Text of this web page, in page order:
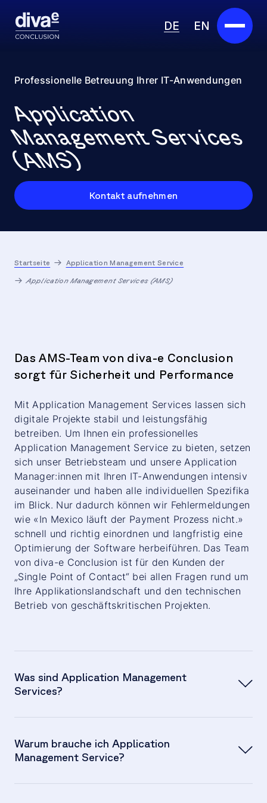
DE EN
Branchen
Partner
Professionelle Betreuung Ihrer IT-Anwendungen
Application
Management Services
(AMS)
Kontakt aufnehmen
Startseite Application Management Service
Application Management Services (AMS)
Das AMS-Team von diva-e Conclusion
sorgt für Sicherheit und Performance
Mit Application Management Services lassen sich
digitale Projekte stabil und leistungsfähig
betreiben. Um Ihnen ein professionelles
Application Management Service zu bieten, setzen
sich unser Betriebsteam und unsere Application
Manager:innen mit Ihren IT-Anwendungen intensiv
auseinander und haben alle individuellen Spezifika
im Blick. Nur dadurch können wir Fehlermeldungen
wie «In Mexico läuft der Payment Prozess nicht.»
schnell und richtig einordnen und langfristig eine
Optimierung der Software herbeiführen. Das Team
von diva-e Conclusion ist für den Kunden der
„Single Point of Contact“ bei allen Fragen rund um
Ihre Applikationslandschaft und den technischen
Betrieb von geschäftskritischen Projekten.
Was sind Application Management
Services?
Warum brauche ich Application
Management Service?